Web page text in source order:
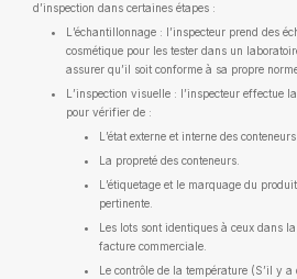
d’inspection dans certaines étapes :
L’échantillonnage : l’inspecteur prend des
cosmétique pour les tester dans un
assurer qu’il soit conforme à sa propre
L’inspection visuelle : l’inspecteur effectue
pour vérifier de :
L’état externe et interne des conteneurs.
La propreté des conteneurs.
L’étiquetage et le marquage du
pertinente.
Les lots sont identiques à ceux dans
facture commerciale.
Le contrôle de la température (S’il y